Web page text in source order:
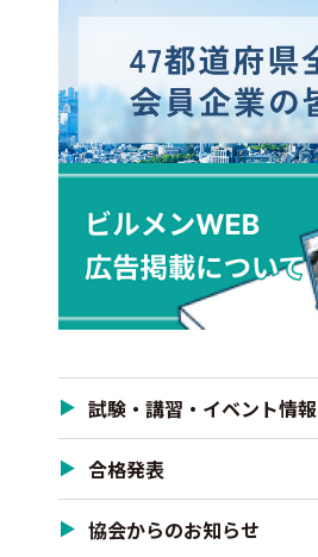
試験・講習・イベント情報
合格発表
協会からのお知らせ